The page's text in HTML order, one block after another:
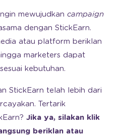
mewujudkan campaign
dengan StickEarn.
atau platform beriklan
marketers dapat
kebutuhan.
StickEarn telah lebih dari
Tertarik
Jika ya, silakan klik
beriklan atau